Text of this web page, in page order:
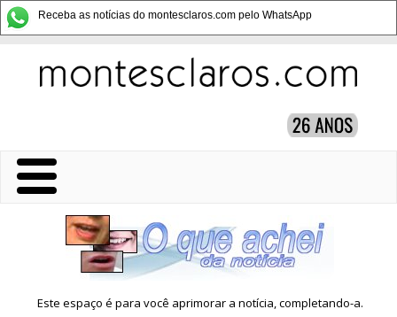
Receba as notícias do montesclaros.com pelo WhatsApp
Este espaço é para você aprimorar a notícia, completando-a.